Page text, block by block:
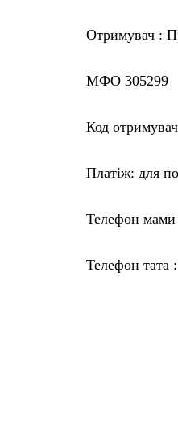
Отримувач :
МФО 305299
Код
Платіж: для
Телефон мами
Телефон тата